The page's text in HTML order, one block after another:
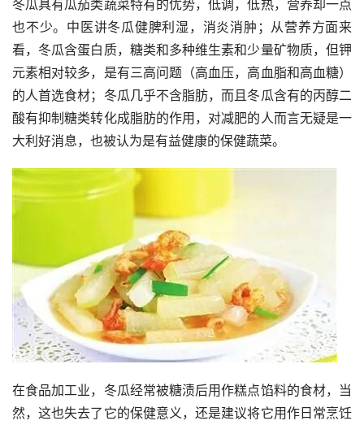
冬瓜具有瓜茄类蔬菜特有的优势，低调，低热，营养却一点
也不少。中医讲冬瓜健脾利湿，消炎消肿；从营养方面来
看，冬瓜含蛋白质，糖类和多种维生素和少量矿物质，但钾
元素相对较多，是有三高问题（高血压，高血脂和高血糖）
的人首选食材；冬瓜几乎不含脂肪，而且冬瓜含有的丙醇二
酸有抑制糖类转化成脂肪的作用，对减肥的人而言无疑是一
大利好消息，也被认为是有益健康的保健蔬菜。
在食品加工业，冬瓜经常被糖渍后用作糕点馅料的食材，当
然，这也失去了它的保健意义，还是建议将它用作日常烹饪